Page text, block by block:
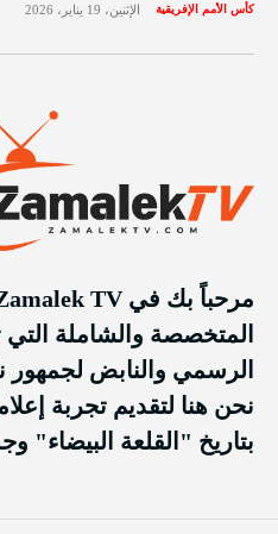
كأس الأمم الإفريقية الإثنين، 19 يناير، 2026
المتخصصة والشاملة
الرسمي والنابض لجمهور
نحن هنا لتقديم تجربة
بتاريخ "القلعة البيضاء"